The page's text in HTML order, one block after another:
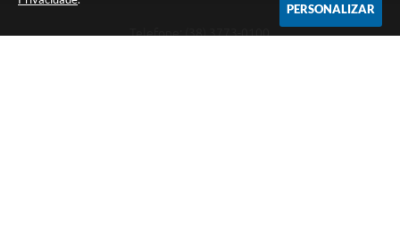
PERSONALIZAR
Telefone: (38) 3773-0100